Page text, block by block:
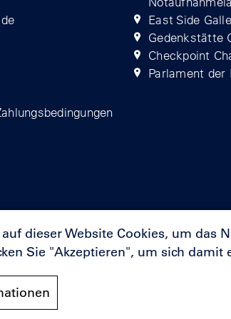
East Side
Gedenkstätte
Checkpoint
Parlament der
dieser Website Cookies, um das
Sie "Akzeptieren", um sich damit